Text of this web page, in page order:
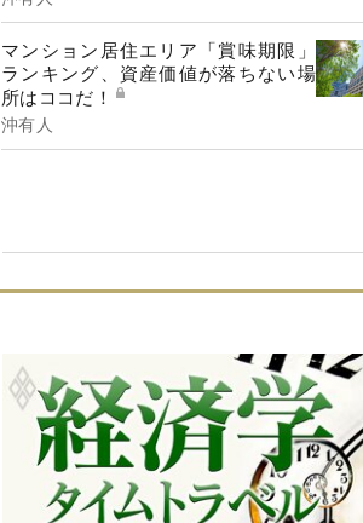
マンション居住エリア「賞味期限」
ランキング、資産価値が落ちない場
所はココだ！
沖有人